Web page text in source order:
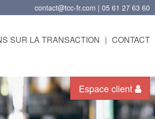
contact@tcc-fr.com | 05 61 27 63 60
SUR LA TRANSACTION | CONTACT
Espace client